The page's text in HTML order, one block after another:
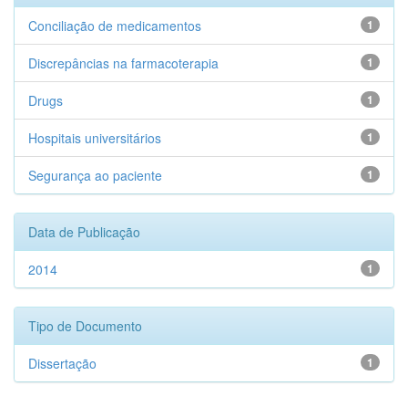
1
Conciliação de medicamentos
1
Discrepâncias na farmacoterapia
1
Drugs
1
Hospitais universitários
1
Segurança ao paciente
Data de Publicação
1
2014
Tipo de Documento
1
Dissertação